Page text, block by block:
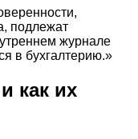
подлежат
журнале
в бухгалтерию.»
как их